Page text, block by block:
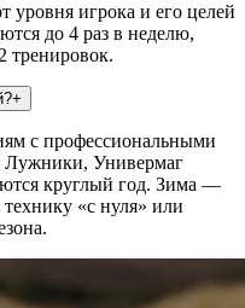
уровня игрока и его целей
до 4 раз в неделю,
тренировок.
+
с профессиональными
Лужники, Универмаг
круглый год. Зима —
«с нуля» или